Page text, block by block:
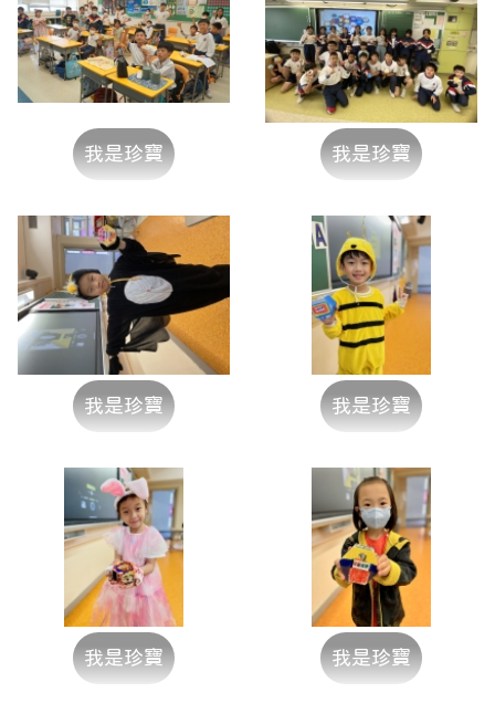
我是珍寶 我是珍寶
我是珍寶 我是珍寶
我是珍寶 我是珍寶